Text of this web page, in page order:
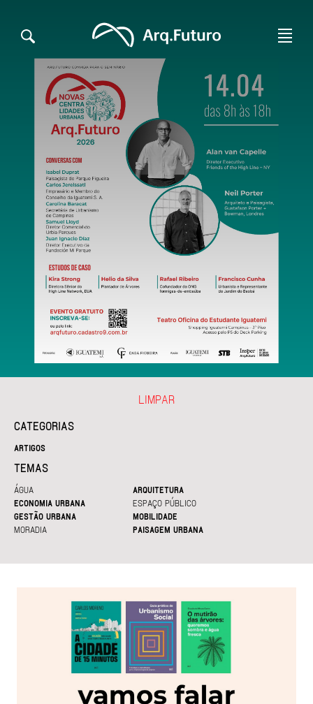
CATEGORIAS
ARTIGOS
TEMAS
ÁGUA
ARQUITETURA
ECONOMIA URBANA
ESPAÇO PÚBLICO
GESTÃO URBANA
MOBILIDADE
MORADIA
PAISAGEM URBANA
LIMPAR